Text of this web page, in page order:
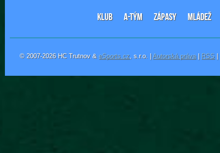
KLUB A-TÝM ZÁPASY MLÁDEŽ
© 2007-2026 HC Trutnov & eSports.cz, s.r.o. |Autorská práva| RSS |